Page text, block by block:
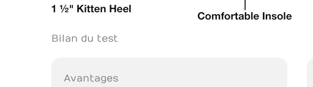
Bilan du test
Avantages